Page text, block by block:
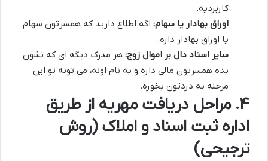
کاربردیه.
اوراق بهادار یا سهام: اگه اطلاع دارید که همسرتون سهام
یا اوراق بهادار داره.
سایر اسناد دال بر اموال زوج: هر مدرک دیگه ای که نشون
بده همسرتون مالی داره و به نام اونه، می تونه تو این
مرحله به دردتون بخوره.
۴. مراحل دریافت مهریه از طریق
اداره ثبت اسناد و املاک (روش
ترجیحی)